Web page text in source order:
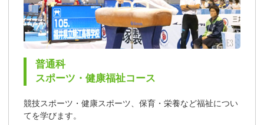
普通科
スポーツ・健康福祉コース
競技スポーツ・健康スポーツ、保育・栄養など福祉につい
てを学びます。